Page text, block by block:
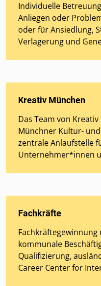
Individuelle
Anliegen oder
oder für Ansiedlung,
Verlagerung und
Kreativ München
Das Team von
Münchner Kultur-
zentrale Anlaufstelle
Unternehmer*innen
Fachkräfte
Fachkräftegewinnung
kommunale
Qualifizierung,
Career Center for